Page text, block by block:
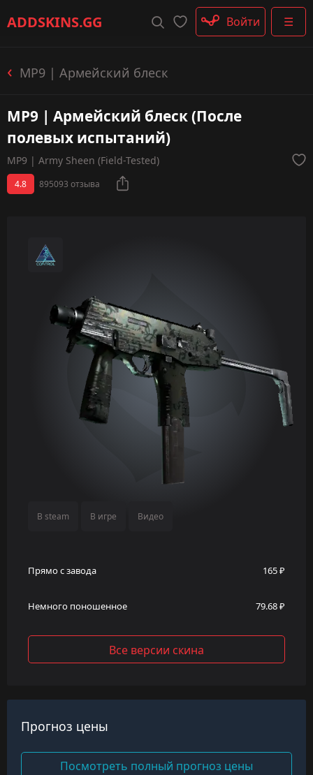
ADDSKINS.GG ☰
Пистолеты-пулемёты
Перчатки
Войти
MP9 | Армейский блеск
MP9 | Армейский блеск (После
полевых испытаний)
MP9 | Army Sheen (Field-Tested)
4.8 895093 отзыва
В steam В игре Видео
Прямо с завода 165 ₽
Немного поношенное 79.68 ₽
Все версии скина
Прогноз цены
Посмотреть полный прогноз цены